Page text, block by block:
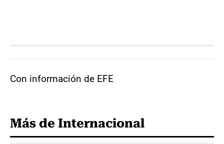
Con información de EFE
Más de Internacional